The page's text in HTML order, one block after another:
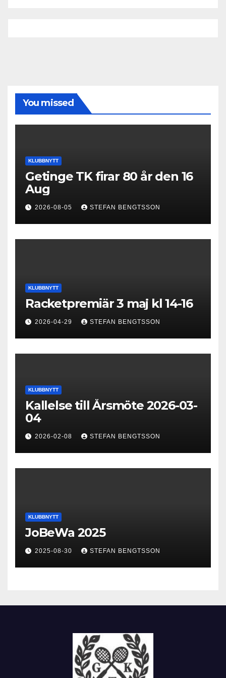
You missed
KLUBBNYTT
Getinge TK firar 80 år den 16
Aug
2026-08-05 STEFAN BENGTSSON
KLUBBNYTT
Racketpremiär 3 maj kl 14-16
2026-04-29 STEFAN BENGTSSON
KLUBBNYTT
Kallelse till Årsmöte 2026-03-
04
2026-02-08 STEFAN BENGTSSON
KLUBBNYTT
JoBeWa 2025
2025-08-30 STEFAN BENGTSSON